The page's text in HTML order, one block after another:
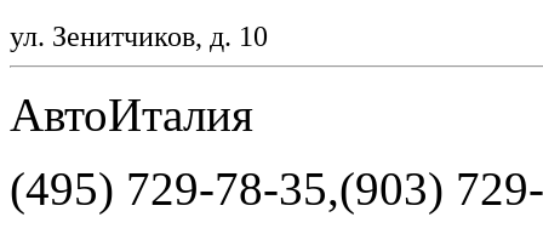
ул. Зенитчиков, д. 10
АвтоИталия
(495) 729-78-35,(903)